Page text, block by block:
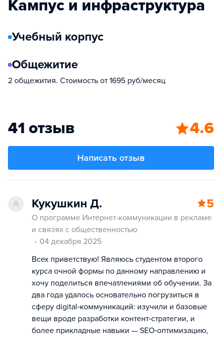
Кампус и инфраструктура
Учебный корпус
Общежитие
2 общежития. Стоимость от 1695 руб/месяц
41 отзыв 4.6
Написать отзыв
Кукушкин Д. 5
О программе Интернет-коммуникации в рекламе
и связях с общественностью
04 декабря 2025
Всех приветствую! Являюсь студентом второго
курса очной формы по данному направлению и
хочу поделиться впечатлениями об обучении. За
два года удалось основательно погрузиться в
сферу digital‑коммуникаций: изучили и базовые
вещи вроде разработки контент‑стратегии, и
более прикладные навыки — SEO‑оптимизацию,